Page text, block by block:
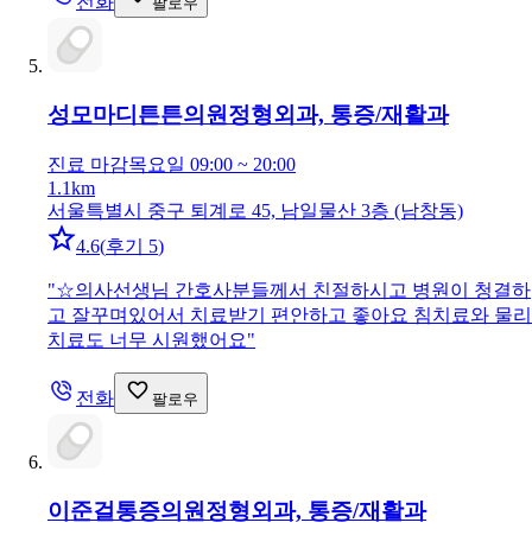
성모마디튼튼의원 정형외과, 통증/재활과
진료 마감목요일 09:00 ~ 20:00
1.1km
서울특별시 중구 퇴계로 45, 남일물산 3층 (남창동)
4.6(후기 5)
"☆의사선생님 간호사분들께서 친절하시고 병원이 청결하
고 잘꾸며있어서 치료받기 편안하고 좋아요 침치료와 물리
치료도 너무 시원했어요"
전화 팔로우
이준걸통증의원 정형외과, 통증/재활과